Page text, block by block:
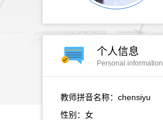
个人信息
Personal information
教师拼音名称：chensiyu
性别：女